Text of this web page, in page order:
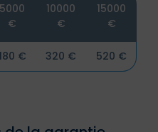
5000
€
10000
€
15000
€
180 € 320 € 520 €